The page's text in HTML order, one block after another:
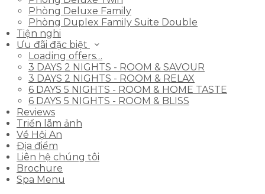
Phòng Deluxe Family
Phòng Duplex Family Suite Double
Tiện nghi
Ưu đãi đặc biệt
Loading offers…
3 DAYS 2 NIGHTS - ROOM & SAVOUR
3 DAYS 2 NIGHTS - ROOM & RELAX
6 DAYS 5 NIGHTS - ROOM & HOME TASTE
6 DAYS 5 NIGHTS - ROOM & BLISS
Reviews
Triển lãm ảnh
Về Hội An
Địa điểm
Liên hệ chúng tôi
Brochure
Spa Menu